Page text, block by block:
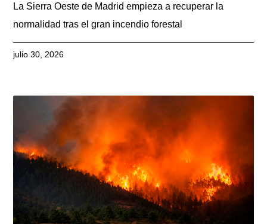
La Sierra Oeste de Madrid empieza a recuperar la
normalidad tras el gran incendio forestal
julio 30, 2026